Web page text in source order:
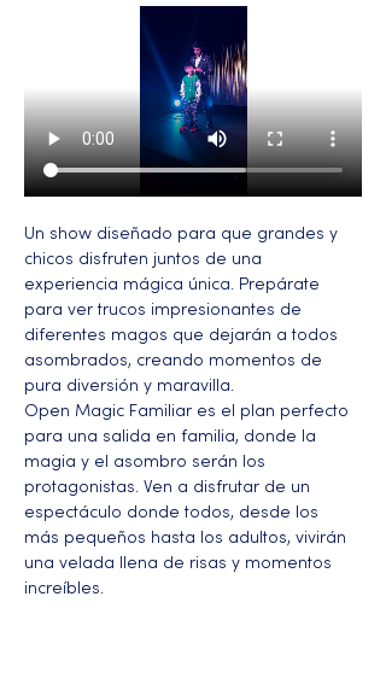
Un show diseñado para que grandes y
chicos disfruten juntos de una
experiencia mágica única. Prepárate
para ver trucos impresionantes de
diferentes magos que dejarán a todos
asombrados, creando momentos de
pura diversión y maravilla.
Open Magic Familiar es el plan perfecto
para una salida en familia, donde la
magia y el asombro serán los
protagonistas. Ven a disfrutar de un
espectáculo donde todos, desde los
más pequeños hasta los adultos, vivirán
una velada llena de risas y momentos
increíbles.